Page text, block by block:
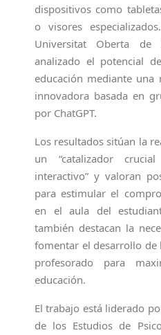
dispositivos como
o visores
Universitat Oberta de
analizado el potencial
educación mediante
innovadora basada en
por ChatGPT.
Los resultados sitúan la
un “catalizador
interactivo” y valoran
para estimular el
en el aula del
también destacan la
fomentar el desarrollo de
profesorado para
educación.
El trabajo está liderado
de los Estudios de